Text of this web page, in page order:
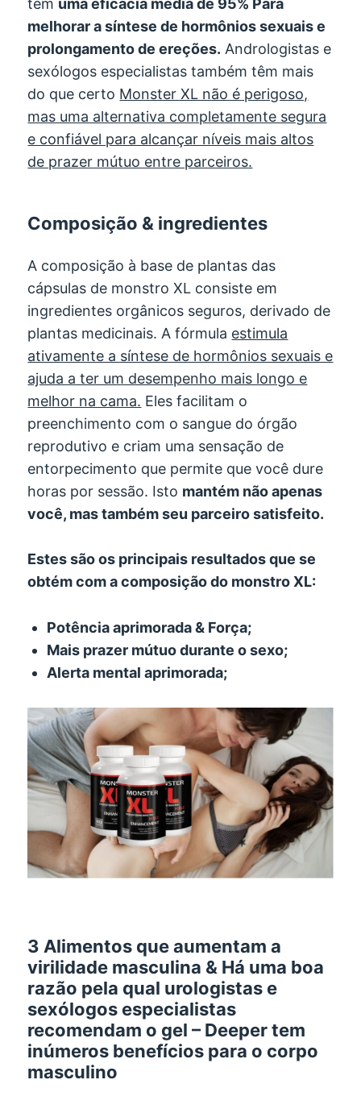
melhorar a síntese de hormônios sexuais e
prolongamento de ereções. Andrologistas e
sexólogos especialistas também têm mais
do que certo Monster XL não é perigoso,
mas uma alternativa completamente segura
e confiável para alcançar níveis mais altos
de prazer mútuo entre parceiros.
Composição & ingredientes
A composição à base de plantas das
cápsulas de monstro XL consiste em
ingredientes orgânicos seguros, derivado de
plantas medicinais. A fórmula estimula
ativamente a síntese de hormônios sexuais e
ajuda a ter um desempenho mais longo e
melhor na cama. Eles facilitam o
preenchimento com o sangue do órgão
reprodutivo e criam uma sensação de
entorpecimento que permite que você dure
horas por sessão. Isto mantém não apenas
você, mas também seu parceiro satisfeito.
Estes são os principais resultados que se
obtém com a composição do monstro XL:
Potência aprimorada & Força;
Mais prazer mútuo durante o sexo;
Alerta mental aprimorada;
3 Alimentos que aumentam a
virilidade masculina & Há uma boa
razão pela qual urologistas e
sexólogos especialistas
recomendam o gel – Deeper tem
inúmeros benefícios para o corpo
masculino